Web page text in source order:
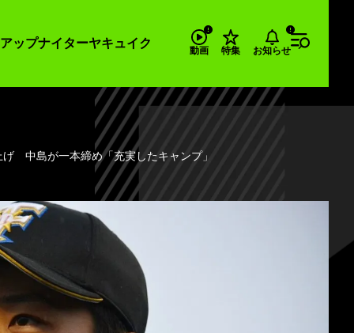
ップナイターヤキュイク
動画 特集 お知らせ
中島が一本締め「充実したキャンプ」